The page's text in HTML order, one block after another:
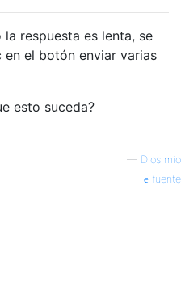
la respuesta es lenta, se
en el botón enviar varias
esto suceda?
— Dios mio
fuente